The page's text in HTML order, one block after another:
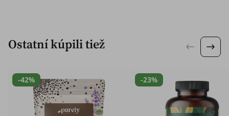
Ostatní kúpili tiež
-42% -23%